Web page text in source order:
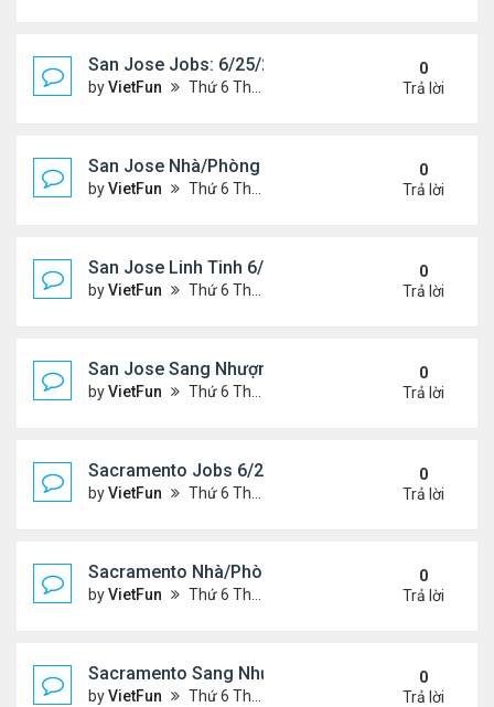
San Jose Jobs: 6/25/21- 7/2/2021
byVietFun Thứ 6 Tháng 6 25, 2021 2:14 pm
0
Trả lời
San Jose Nhà/Phòng 6/25/21-7/2/21
byVietFun Thứ 6 Tháng 6 25, 2021 2:11 pm
0
Trả lời
San Jose Linh Tinh 6/25/21 - 7/2/21
byVietFun Thứ 6 Tháng 6 25, 2021 2:07 pm
0
Trả lời
San Jose Sang Nhượng 6/25/21-7/2/21
byVietFun Thứ 6 Tháng 6 25, 2021 2:07 pm
0
Trả lời
Sacramento Jobs 6/25/21- 7/2/21
byVietFun Thứ 6 Tháng 6 25, 2021 2:02 pm
0
Trả lời
Sacramento Nhà/Phòng: 6/25/21- 7/2/21
byVietFun Thứ 6 Tháng 6 25, 2021 2:01 pm
0
Trả lời
Sacramento Sang Nhượng 6/25/21- 7/2/21
byVietFun Thứ 6 Tháng 6 25, 2021 1:54 pm
0
Trả lời